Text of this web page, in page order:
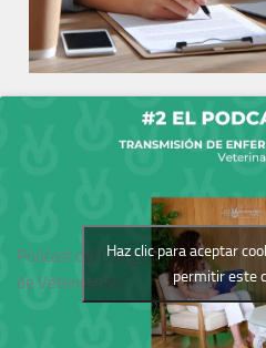
Podcast del Colegio
de Veterinarios
Haz clic para aceptar
permitir este